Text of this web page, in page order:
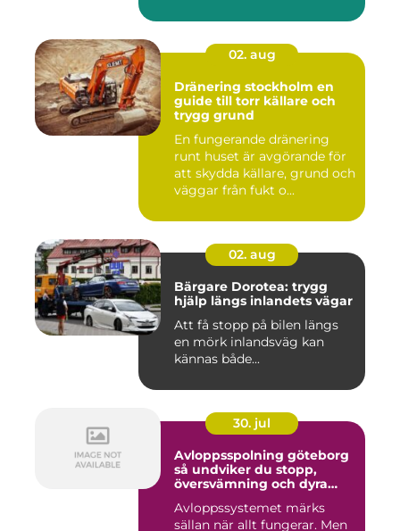
02. aug
Dränering stockholm en
guide till torr källare och
trygg grund
En fungerande dränering
runt huset är avgörande för
att skydda källare, grund och
väggar från fukt o...
02. aug
Bärgare Dorotea: trygg
hjälp längs inlandets vägar
Att få stopp på bilen längs
en mörk inlandsväg kan
kännas både...
30. jul
Avloppsspolning göteborg
så undviker du stopp,
översvämning och dyra
Avloppssystemet märks
sällan när allt fungerar. Men